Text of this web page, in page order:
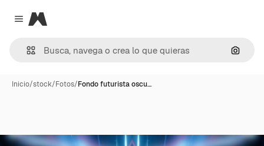
Close menu
Magnific
Inicio/stock/Fotos/Fondo futurista oscu…